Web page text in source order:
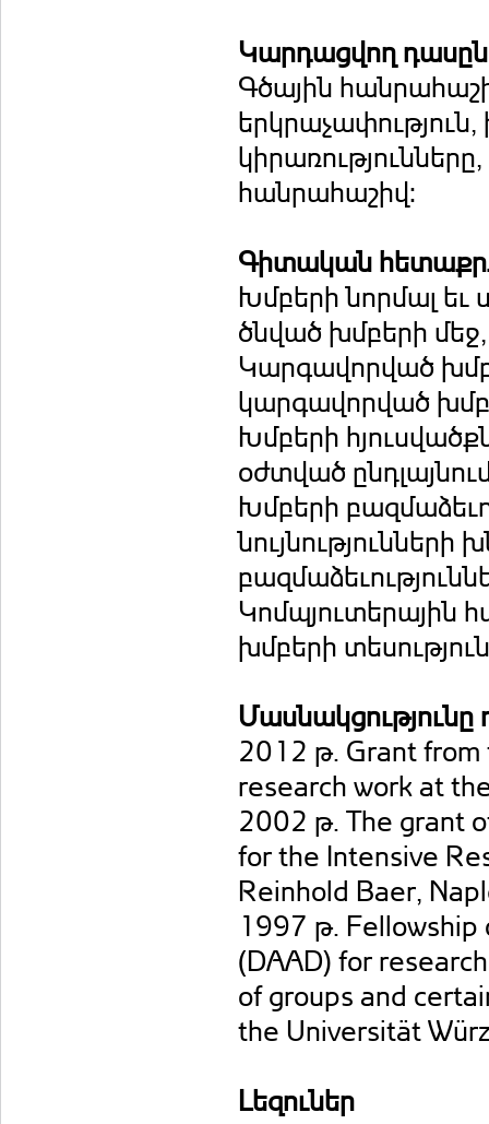
Կարդացվող
Գծային
երկրաչափություն,
հանրահաշիվ:
Գիտական
Խմբերի նորմալ եւ
ծնված խմբերի
Կարգավորված
կարգավորված
Խմբերի
օժտված
Խմբերի
Կոմպյուտերային
խմբերի
Մասնակցությունը
2012 թ. Grant from
research work at
2002 թ. The grant
for the Intensive
Reinhold Baer,
1997 թ. Fellowship
(DAAD) for
of groups and
the Universität
Լեզուներ